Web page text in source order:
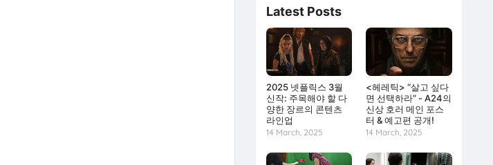
Latest Posts
2025 넷플릭스 3월
신작: 주목해야 할 다
양한 장르의 콘텐츠
라인업
14 March, 2025
<헤레틱> “살고 싶다
면 선택하라” - A24의
신상 호러 메인 포스
터 & 예고편 공개!
14 March, 2025